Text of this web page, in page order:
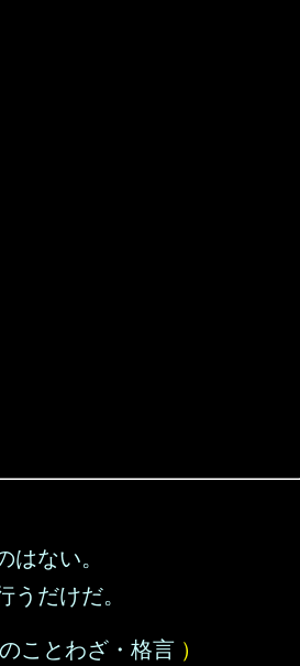
はない。
うだけだ。
ことわざ・格言 ）